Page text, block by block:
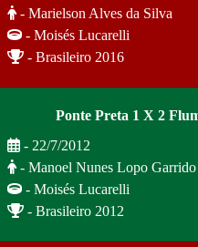
- Marielson Alves da Silva
- Moisés Lucarelli
- Brasileiro 2016
Ponte Preta 1 X 2
- 22/7/2012
- Manoel Nunes Lopo Garrido
- Moisés Lucarelli
- Brasileiro 2012